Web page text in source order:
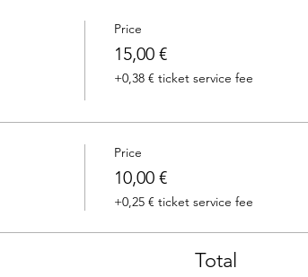
Price
15,00 €
+0,38 € ticket service fee
Price
10,00 €
+0,25 € ticket service fee
Total